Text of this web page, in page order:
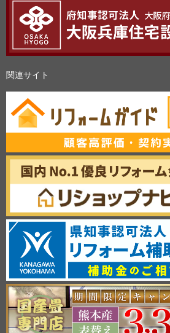
関連サイト